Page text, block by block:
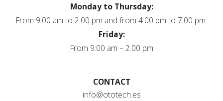
Monday to Thursday:
From 9:00 am to 2:00 pm and from 4:00 pm to 7:00 pm.
Friday:
From 9:00 am – 2:00 pm
CONTACT
info@ototech.es